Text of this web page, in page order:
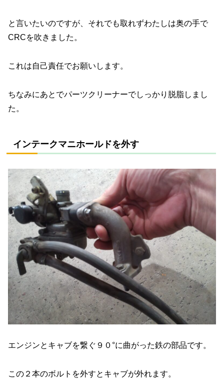
と言いたいのですが、それでも取れずわたしは奥の手で
CRCを吹きました。
これは自己責任でお願いします。
ちなみにあとでパーツクリーナーでしっかり脱脂しまし
た。
インテークマニホールドを外す
エンジンとキャブを繋ぐ９０°に曲がった鉄の部品です。
この２本のボルトを外すとキャブが外れます。